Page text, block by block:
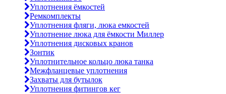
Уплотнения ёмкостей
Ремкомплекты
Уплотнения фляги, люка емкостей
Уплотнение люка для ёмкости Миллер
Уплотнения дисковых кранов
Зонтик
Уплотнительное кольцо люка танка
Межфланцевые уплотнения
Захваты для бутылок
Уплотнения фитингов кег